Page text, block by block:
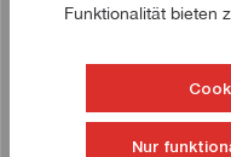
Funktionalität bieten
Nur